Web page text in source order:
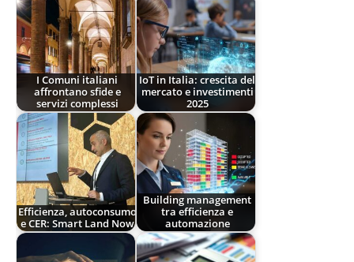
I Comuni italiani
affrontano sfide e
servizi complessi
IoT in Italia: crescita del
mercato e investimenti
2025
Efficienza, autoconsumo
e CER: Smart Land Now
Building management
tra efficienza e
automazione